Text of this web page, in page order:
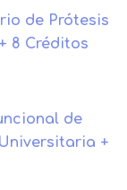
de Prótesis
8 Créditos
de
+